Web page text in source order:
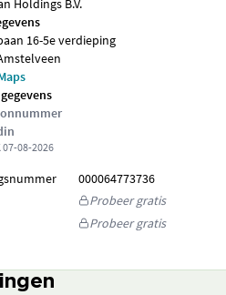
Holdings B.V.
16-5e verdieping
07-08-2026
000064773736
Probeer gratis
Probeer gratis